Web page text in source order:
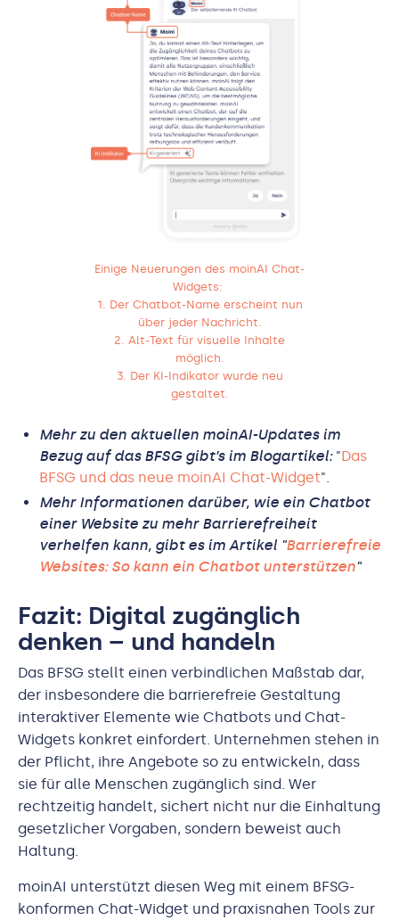
Einige Neuerungen des moinAI Chat-
Widgets:
1. Der Chatbot-Name erscheint nun
über jeder Nachricht.
2. Alt-Text für visuelle Inhalte
möglich.
3. Der KI-Indikator wurde neu
gestaltet.
Mehr zu den aktuellen moinAI-Updates im
Bezug auf das BFSG gibt’s im Blogartikel:"Das
BFSG und das neue moinAI Chat-Widget".
Mehr Informationen darüber, wie ein Chatbot
einer Website zu mehr Barrierefreiheit
verhelfen kann, gibt es im Artikel "Barrierefreie
Websites: So kann ein Chatbot unterstützen"
Fazit: Digital zugänglich
denken – und handeln
Das BFSG stellt einen verbindlichen Maßstab dar,
der insbesondere die barrierefreie Gestaltung
interaktiver Elemente wie Chatbots und Chat-
Widgets konkret einfordert. Unternehmen stehen in
der Pflicht, ihre Angebote so zu entwickeln, dass
sie für alle Menschen zugänglich sind. Wer
rechtzeitig handelt, sichert nicht nur die Einhaltung
gesetzlicher Vorgaben, sondern beweist auch
Haltung.
moinAI unterstützt diesen Weg mit einem BFSG-
konformen Chat-Widget und praxisnahen Tools zur